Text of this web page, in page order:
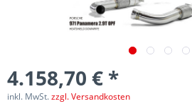
4.158,70 € *
inkl. MwSt.zzgl. Versandkosten